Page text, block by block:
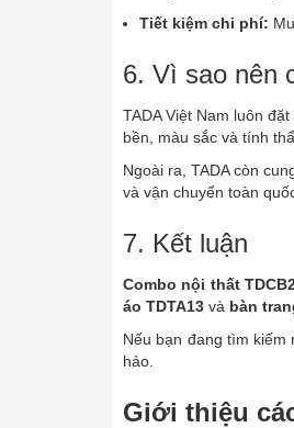
Tiết kiệm chi phí:
6. Vì sao nên
TADA Việt Nam luôn đặt
bền, màu sắc và tính
Ngoài ra, TADA còn
và vận chuyển toàn
7. Kết luận
Combo nội thất
áo TDTA13 và bàn
Nếu bạn đang tìm kiếm
hảo.
Giới thiệu